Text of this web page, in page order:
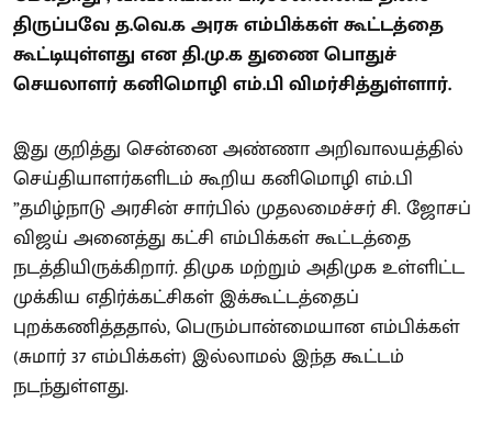
திருப்பவே த.வெ.க அரசு எம்பிக்கள் கூட்டத்தை
கூட்டியுள்ளது என தி.மு.க துணை பொதுச்
செயலாளர் கனிமொழி எம்.பி விமர்சித்துள்ளார்.
இது குறித்து சென்னை அண்ணா அறிவாலயத்தில்
செய்தியாளர்களிடம் கூறிய கனிமொழி எம்.பி
”தமிழ்நாடு அரசின் சார்பில் முதலமைச்சர் சி. ஜோசப்
விஜய் அனைத்து கட்சி எம்பிக்கள் கூட்டத்தை
நடத்தியிருக்கிறார். திமுக மற்றும் அதிமுக உள்ளிட்ட
முக்கிய எதிர்க்கட்சிகள் இக்கூட்டத்தைப்
புறக்கணித்ததால், பெரும்பான்மையான எம்பிக்கள்
(சுமார் 37 எம்பிக்கள்) இல்லாமல் இந்த கூட்டம்
நடந்துள்ளது.